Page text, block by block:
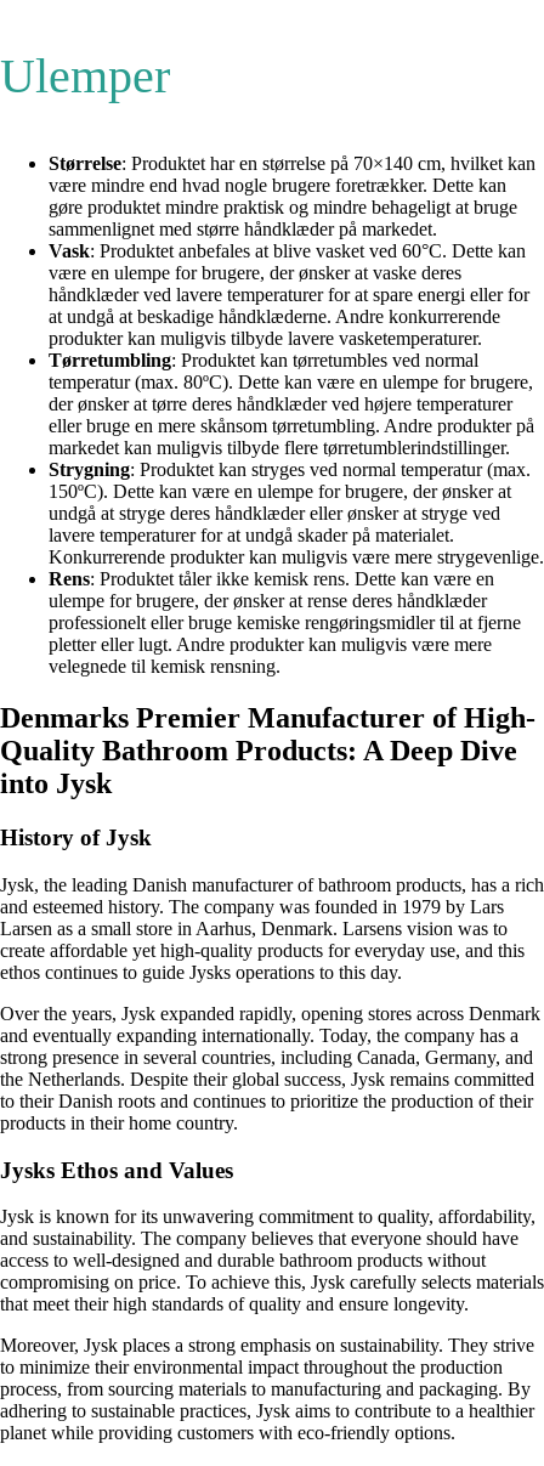
Ulemper
Størrelse: Produktet har en størrelse på 70×140 cm, hvilket kan
være mindre end hvad nogle brugere foretrækker. Dette kan
gøre produktet mindre praktisk og mindre behageligt at bruge
sammenlignet med større håndklæder på markedet.
Vask: Produktet anbefales at blive vasket ved 60°C. Dette kan
være en ulempe for brugere, der ønsker at vaske deres
håndklæder ved lavere temperaturer for at spare energi eller for
at undgå at beskadige håndklæderne. Andre konkurrerende
produkter kan muligvis tilbyde lavere vasketemperaturer.
Tørretumbling: Produktet kan tørretumbles ved normal
temperatur (max. 80ºC). Dette kan være en ulempe for brugere,
der ønsker at tørre deres håndklæder ved højere temperaturer
eller bruge en mere skånsom tørretumbling. Andre produkter på
markedet kan muligvis tilbyde flere tørretumblerindstillinger.
Strygning: Produktet kan stryges ved normal temperatur (max.
150ºC). Dette kan være en ulempe for brugere, der ønsker at
undgå at stryge deres håndklæder eller ønsker at stryge ved
lavere temperaturer for at undgå skader på materialet.
Konkurrerende produkter kan muligvis være mere strygevenlige.
Rens: Produktet tåler ikke kemisk rens. Dette kan være en
ulempe for brugere, der ønsker at rense deres håndklæder
professionelt eller bruge kemiske rengøringsmidler til at fjerne
pletter eller lugt. Andre produkter kan muligvis være mere
velegnede til kemisk rensning.
Denmarks Premier Manufacturer of High-
Quality Bathroom Products: A Deep Dive
into Jysk
History of Jysk
Jysk, the leading Danish manufacturer of bathroom products, has a rich
and esteemed history. The company was founded in 1979 by Lars
Larsen as a small store in Aarhus, Denmark. Larsens vision was to
create affordable yet high-quality products for everyday use, and this
ethos continues to guide Jysks operations to this day.
Over the years, Jysk expanded rapidly, opening stores across Denmark
and eventually expanding internationally. Today, the company has a
strong presence in several countries, including Canada, Germany, and
the Netherlands. Despite their global success, Jysk remains committed
to their Danish roots and continues to prioritize the production of their
products in their home country.
Jysks Ethos and Values
Jysk is known for its unwavering commitment to quality, affordability,
and sustainability. The company believes that everyone should have
access to well-designed and durable bathroom products without
compromising on price. To achieve this, Jysk carefully selects materials
that meet their high standards of quality and ensure longevity.
Moreover, Jysk places a strong emphasis on sustainability. They strive
to minimize their environmental impact throughout the production
process, from sourcing materials to manufacturing and packaging. By
adhering to sustainable practices, Jysk aims to contribute to a healthier
planet while providing customers with eco-friendly options.